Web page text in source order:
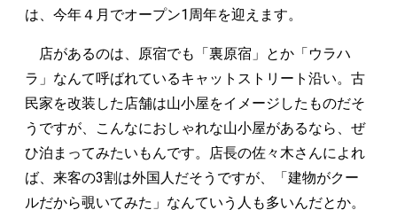
は、今年４月でオープン1周年を迎えます。
店があるのは、原宿でも「裏原宿」とか「ウラハ
ラ」なんて呼ばれているキャットストリート沿い。古
民家を改装した店舗は山小屋をイメージしたものだそ
うですが、こんなにおしゃれな山小屋があるなら、ぜ
ひ泊まってみたいもんです。店長の佐々木さんによれ
ば、来客の3割は外国人だそうですが、「建物がクー
ルだから覗いてみた」なんていう人も多いんだとか。